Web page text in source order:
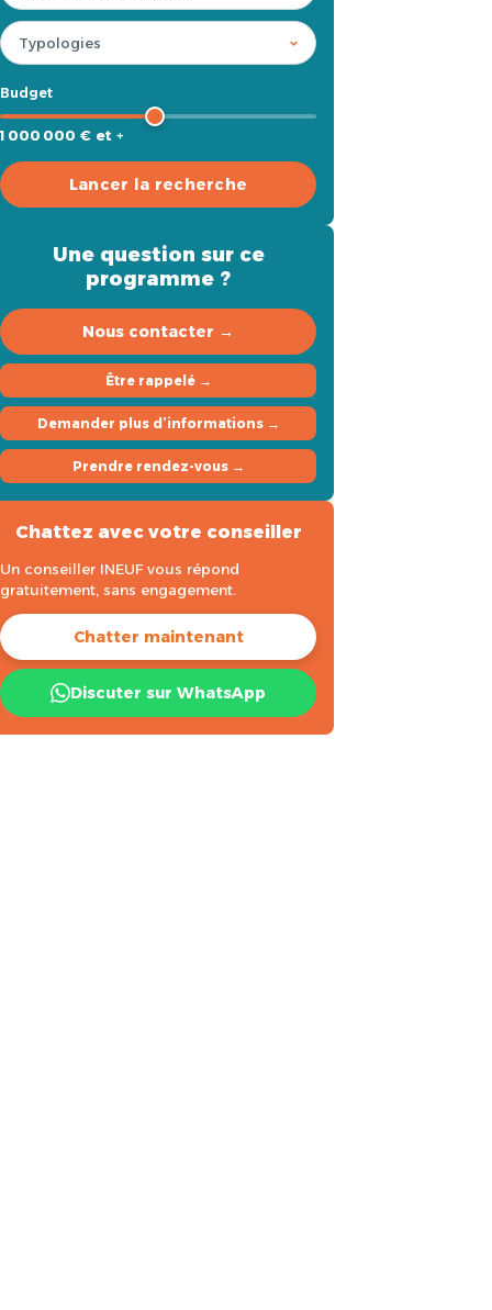
Budget
1 000 000 € et +
Lancer la recherche
Une question sur ce
programme ?
Nous contacter →
Être rappelé →
Demander plus d’informations →
Prendre rendez-vous →
Chattez avec votre conseiller
Un conseiller INEUF vous répond
gratuitement, sans engagement.
Chatter maintenant
Discuter sur WhatsApp